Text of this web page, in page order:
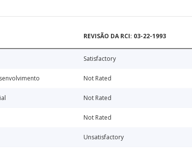
REVISÃO DA RCI: 03-22-1993
Satisfactory
Not Rated
Not Rated
Not Rated
Unsatisfactory